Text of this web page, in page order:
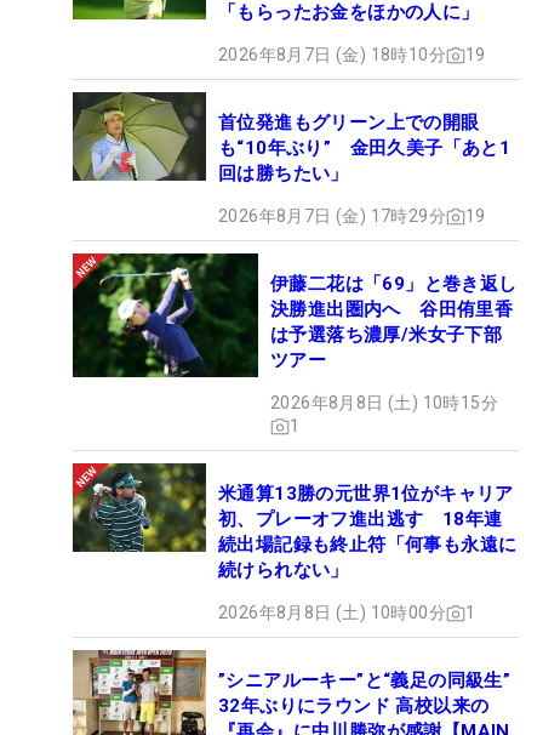
「もらったお金をほかの人に」
2026年8月7日 (金) 18時10分 19
首位発進もグリーン上での開眼
も“10年ぶり” 金田久美子「あと1
回は勝ちたい」
2026年8月7日 (金) 17時29分 19
伊藤二花は「69」と巻き返し
決勝進出圏内へ 谷田侑里香
は予選落ち濃厚/米女子下部
ツアー
2026年8月8日 (土) 10時15分
1
米通算13勝の元世界1位がキャリア
初、プレーオフ進出逃す 18年連
続出場記録も終止符「何事も永遠に
続けられない」
2026年8月8日 (土) 10時00分 1
”シニアルーキー”と“義足の同級生”
32年ぶりにラウンド 高校以来の